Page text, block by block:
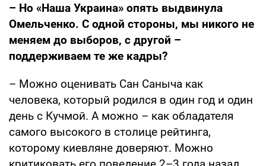
– Но «Наша Украина» опять выдвинула
Омельченко. С одной стороны, мы никого не
меняем до выборов, с другой –
поддерживаем те же кадры?
– Можно оценивать Сан Саныча как
человека, который родился в один год и один
день с Кучмой. А можно – как обладателя
самого высокого в столице рейтинга,
которому киевляне доверяют. Можно